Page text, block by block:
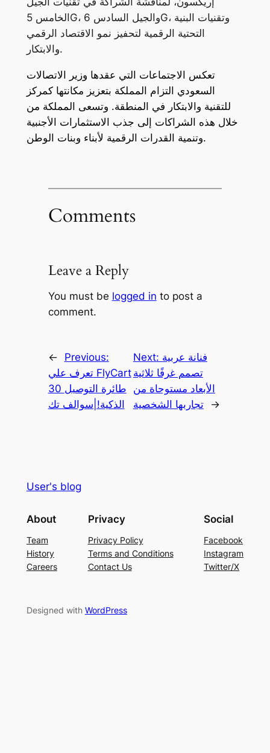
الخامس 5G، والجيل السادس 6G، وتقنيات البنية
التحتية الرقمية لتحفيز نمو الاقتصاد الرقمي
والابتكار.
تعكس الاجتماعات التي عقدها وزير الاتصالات
السعودي التزام المملكة بتعزيز مكانتها كمركز
للتقنية والابتكار في المنطقة. وتسعى المملكة من
خلال هذه الشراكات إلى جذب الاستثمارات الأجنبية
وتنمية القدرات الرقمية لأبناء وبنات الوطن.
Comments
Leave a Reply
You must be logged in to post a
comment.
←
Previous:
تعرف علي FlyCart
30 طائرة التوصيل
الذكية!|سوالف تك
Next: فنانة عربية
تصمم غرفًا ثلاثية
الأبعاد مستوحاة من
تجاربها الشخصية
→
User's blog
About
Team
History
Careers
Privacy
Privacy Policy
Terms and Conditions
Contact Us
Social
Facebook
Instagram
Twitter/X
Designed with WordPress